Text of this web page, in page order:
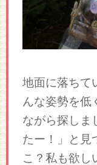
地面に落ちて
んな姿勢を低
ながら探しま
たー！」と見
こ？私も欲し